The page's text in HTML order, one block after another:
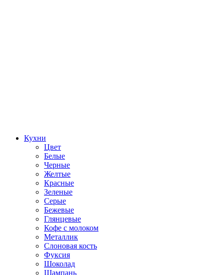
Кухни
Цвет
Белые
Черные
Желтые
Красные
Зеленые
Серые
Бежевые
Глянцевые
Кофе с молоком
Металлик
Слоновая кость
Фуксия
Шоколад
Шампань